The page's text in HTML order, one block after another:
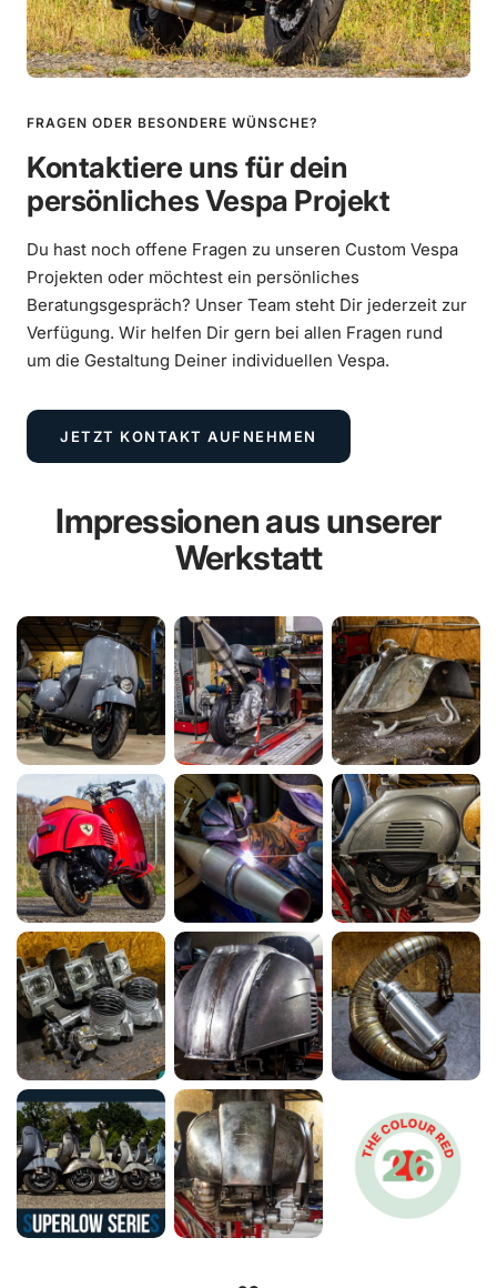
FRAGEN ODER BESONDERE WÜNSCHE?
Kontaktiere uns für dein
persönliches Vespa Projekt
Du hast noch offene Fragen zu unseren Custom Vespa
Projekten oder möchtest ein persönliches
Beratungsgespräch? Unser Team steht Dir jederzeit zur
Verfügung. Wir helfen Dir gern bei allen Fragen rund
um die Gestaltung Deiner individuellen Vespa.
JETZT KONTAKT AUFNEHMEN
Impressionen aus unserer
Werkstatt
Vespa 250ccm Wideframe Umbau mit
MEHR ERFAHREN